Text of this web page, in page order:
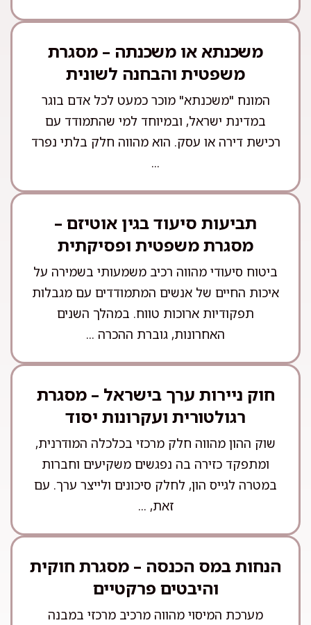
משכנתא או משכנתה – מסגרת
משפטית והבחנה לשונית
המונח "משכנתא" מוכר כמעט לכל אדם בוגר
במדינת ישראל, ובמיוחד למי שהתמודד עם
רכישת דירה או עסק. הוא מהווה חלק בלתי נפרד
...
תביעות סיעוד בגין אוטיזם –
מסגרת משפטית ופסיקתית
ביטוח סיעודי מהווה רכיב משמעותי בשמירה על
איכות החיים של אנשים המתמודדים עם מגבלות
תפקודיות ארוכות טווח. במהלך השנים
האחרונות, גוברת ההכרה ...
חוק ניירות ערך בישראל – מסגרת
רגולטורית ועקרונות יסוד
שוק ההון מהווה חלק מרכזי בכלכלה המודרנית,
ומתפקד כזירה בה נפגשים משקיעים וחברות
במטרה לגייס הון, לחלק סיכונים ולייצר ערך. עם
זאת, ...
הנחות במס הכנסה – מסגרת חוקית
והיבטים פרקטיים
מערכת המיסוי מהווה מרכיב מרכזי במבנה